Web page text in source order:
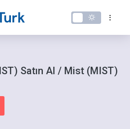
Satın Al / Mist (MIST)